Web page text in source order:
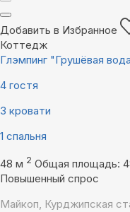
Добавить в Избранное
Коттедж
Глэмпинг "Грушёвая
4 гостя
3 кровати
1 спальня
48 м 2 Общая площадь:
Повышенный спрос
Майкоп, Курджипская